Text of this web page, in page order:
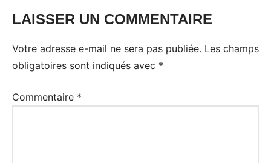
LAISSER UN COMMENTAIRE
Votre adresse e-mail ne sera pas publiée. Les champs
obligatoires sont indiqués avec *
Commentaire *